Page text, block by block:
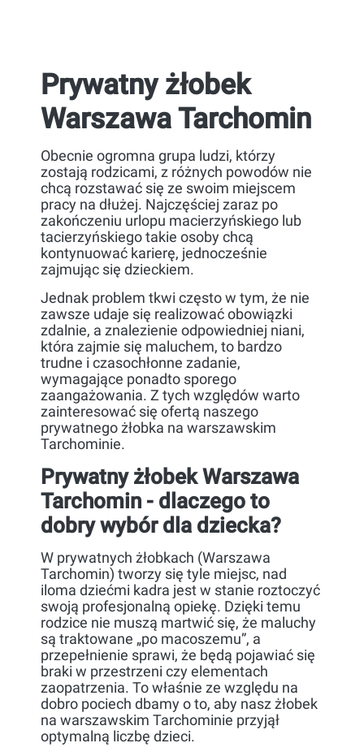
Prywatny żłobek
Warszawa Tarchomin
Obecnie ogromna grupa ludzi, którzy
zostają rodzicami, z różnych powodów nie
chcą rozstawać się ze swoim miejscem
pracy na dłużej. Najczęściej zaraz po
zakończeniu urlopu macierzyńskiego lub
tacierzyńskiego takie osoby chcą
kontynuować karierę, jednocześnie
zajmując się dzieckiem.
Jednak problem tkwi często w tym, że nie
zawsze udaje się realizować obowiązki
zdalnie, a znalezienie odpowiedniej niani,
która zajmie się maluchem, to bardzo
trudne i czasochłonne zadanie,
wymagające ponadto sporego
zaangażowania. Z tych względów warto
zainteresować się ofertą naszego
prywatnego żłobka na warszawskim
Tarchominie.
Prywatny żłobek Warszawa
Tarchomin - dlaczego to
dobry wybór dla dziecka?
W prywatnych żłobkach (Warszawa
Tarchomin) tworzy się tyle miejsc, nad
iloma dziećmi kadra jest w stanie roztoczyć
swoją profesjonalną opiekę. Dzięki temu
rodzice nie muszą martwić się, że maluchy
są traktowane „po macoszemu”, a
przepełnienie sprawi, że będą pojawiać się
braki w przestrzeni czy elementach
zaopatrzenia. To właśnie ze względu na
dobro pociech dbamy o to, aby nasz żłobek
na warszawskim Tarchominie przyjął
optymalną liczbę dzieci.